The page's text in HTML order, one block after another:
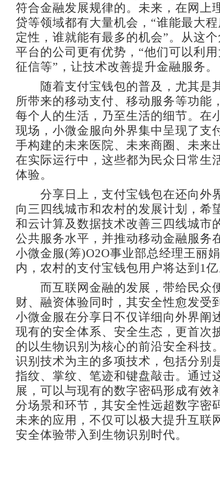
符合金融发展规律的。未来，在网上
贷等领域都有大量机会，“谁能最大
定性，谁就能有最多的机会”。从这
平台的公司更有优势，“他们可以利
征信等”，让技术改善提升金融服务。
随着支付宝钱包的普及，尤其是
所带来的移动支付、移动服务等功能
每个人的生活，乃至生活的细节。在
现场，小微金服向外界集中呈现了支
手构建的未来医院、未来商圈、未来
在实际运行中，这些都为民众日常生
体验。
分享日上，支付宝钱包在还向外
向三四线城市和农村的发展计划，希
和云计算及数据技术改善三四线城市
公共服务水平，并推动移动金融服务
小微金服(筹)O2O事业部总经理王丽
内，农村的支付宝钱包用户将达到1
而互联网金融的发展，带给民众
财、融资体验同时，其安全性愈发受
小微金服在分享日不仅详细向外界阐
现有的安全体系、安全生态，更首次
的以生物识别为核心的前沿安全科技
识别技术为主的多项技术，包括分别
指纹、掌纹、笔迹和键盘敲击。通过
展，可以与现有的数字密码形成有效
分场景和环节，其安全性远超数字密
未来的应用，不仅可以极大提升互联
安全体验带入到生物识别时代。